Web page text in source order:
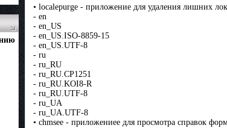
• localepurge - приложение для удаления лишних
- en
- en_US
- en_US.ISO-8859-15
- en_US.UTF-8
- ru
- ru_RU
- ru_RU.CP1251
- ru_RU.KOI8-R
- ru_RU.UTF-8
- ru_UA
- ru_UA.UTF-8
• chmsee - приложениее для просмотра справок